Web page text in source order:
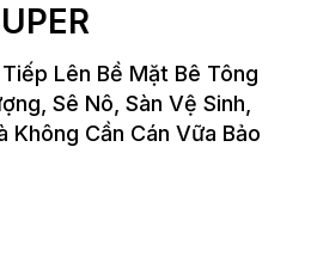
Lên Bề Mặt Bê Tông
Sê Nô, Sàn Vệ Sinh,
Không Cần Cán Vữa Bảo